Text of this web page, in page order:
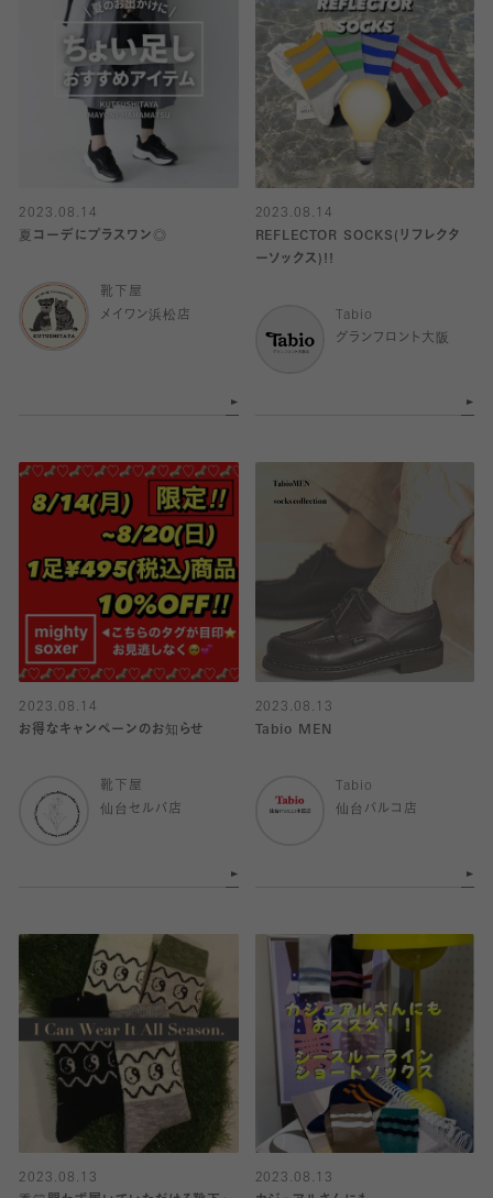
2023.08.14
夏コーデにプラスワン◎
靴下屋
メイワン浜松店
2023.08.14
REFLECTOR SOCKS(リフレクタ
ーソックス)!!
Tabio
グランフロント大阪
2023.08.14
お得なキャンペーンのお知らせ
靴下屋
仙台セルバ店
2023.08.13
Tabio MEN
Tabio
仙台パルコ店
2023.08.13
2023.08.13